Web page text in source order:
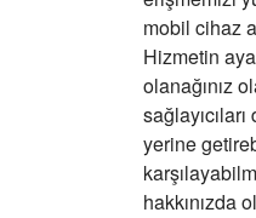
mobil cihaz
Hizmetin
olanağınız
yerine
hakkınızda